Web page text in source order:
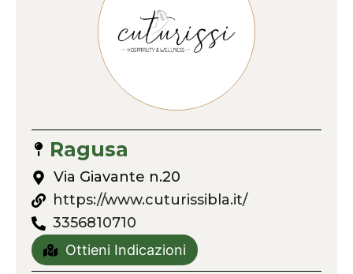
Ragusa
Via Giavante n.20
https://www.cuturissibla.it/
3356810710
Ottieni Indicazioni